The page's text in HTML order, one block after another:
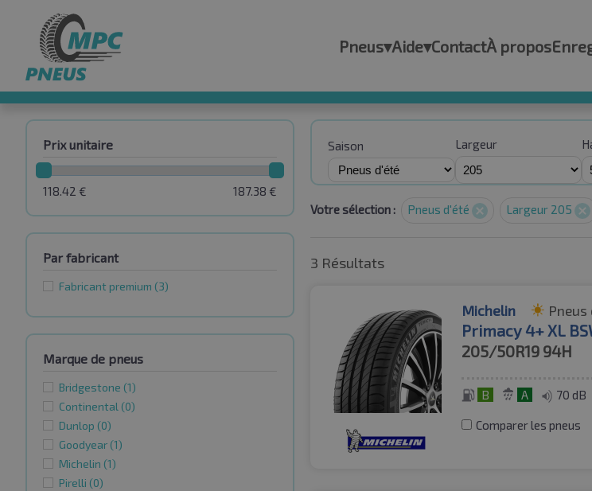
Pneus▾Aide▾ContactÀ propos
Prix unitaire
187.38 €
118.42 €
Par fabricant
Fabricant premium (3)
Marque de pneus
Bridgestone (1)
Continental (0)
Dunlop (0)
Goodyear (1)
Michelin (1)
Pirelli (0)
Saison Largeur
Votre sélection : Pneus d'été Largeur 205
3 Résultats
Michelin
Primacy 4+ XL
205/50R19 94H
B A 70 dB
Comparer les pneus